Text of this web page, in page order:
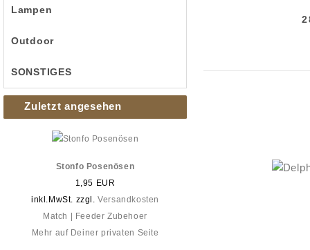
Lampen
Outdoor
SONSTIGES
Zuletzt angesehen
Stonfo Posenösen
1,95 EUR
inkl.MwSt. zzgl.Versandkosten
Match | Feeder Zubehoer
Mehr auf Deiner privaten Seite